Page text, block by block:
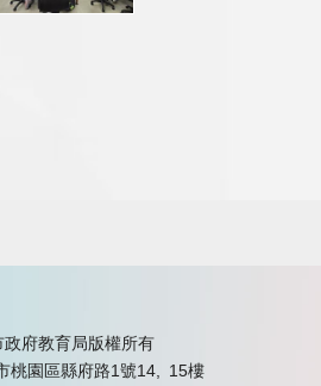
政府教育局版權所有
桃園區縣府路1號14, 15樓